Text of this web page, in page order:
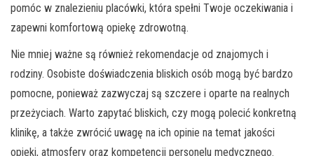
pomóc w znalezieniu placówki, która spełni Twoje oczekiwania i
zapewni komfortową opiekę zdrowotną.
Nie mniej ważne są również rekomendacje od znajomych i
rodziny. Osobiste doświadczenia bliskich osób mogą być bardzo
pomocne, ponieważ zazwyczaj są szczere i oparte na realnych
przeżyciach. Warto zapytać bliskich, czy mogą polecić konkretną
klinikę, a także zwrócić uwagę na ich opinie na temat jakości
opieki, atmosfery oraz kompetencji personelu medycznego.